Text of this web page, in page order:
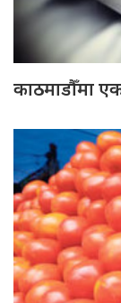
काठमाडौँमा